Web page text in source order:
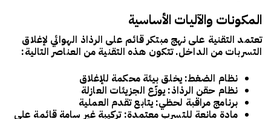
المكونات والآليات الأساسية
تعتمد التقنية على نهج مبتكر قائم على الرذاذ الهوائي لإغلاق
التسربات من الداخل. تتكون هذه التقنية من العناصر التالية:
نظام الضغط: يخلق بيئة محكمة للإغلاق
نظام حقن الرذاذ: يوزّع الجزيئات العازلة
برنامج مراقبة لحظي: يتابع تقدم العملية
مادة مانعة للتسرب معتمدة: تركيبة غير سامة قائمة على